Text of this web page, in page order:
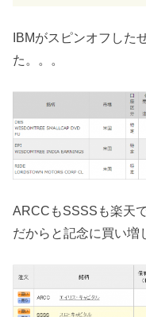
IBMがスピンオフした
た。。。
ARCCもSSSSも楽天
だからと記念に買い増